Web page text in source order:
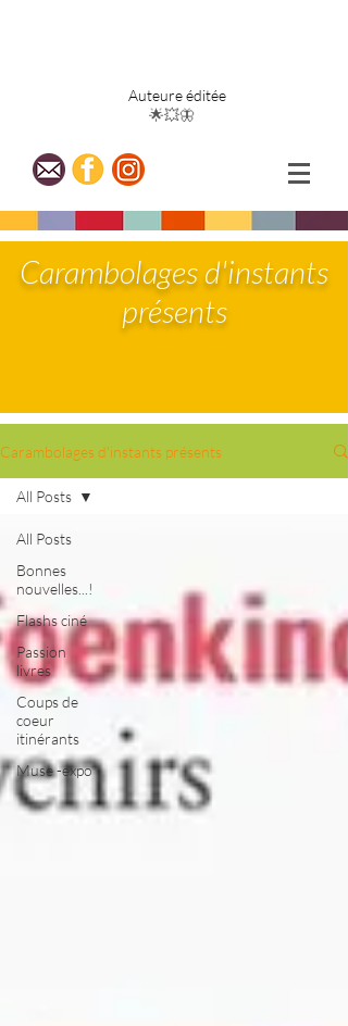
Auteure éditée
🌟💥🦋
Carambolages d'instants
présents
Carambolages d'instants présents
All Posts
Bonnes
nouvelles...!
Flashs ciné
Passion
livres
Coups de
coeur
itinérants
Muse -expo
All Posts